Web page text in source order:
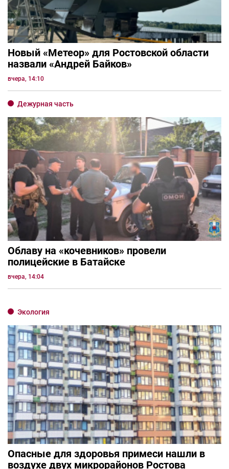
Новый «Метеор» для Ростовской области
назвали «Андрей Байков»
вчера, 14:10
Дежурная часть
Облаву на «кочевников» провели
полицейские в Батайске
вчера, 14:04
Экология
Опасные для здоровья примеси нашли в
воздухе двух микрорайонов Ростова